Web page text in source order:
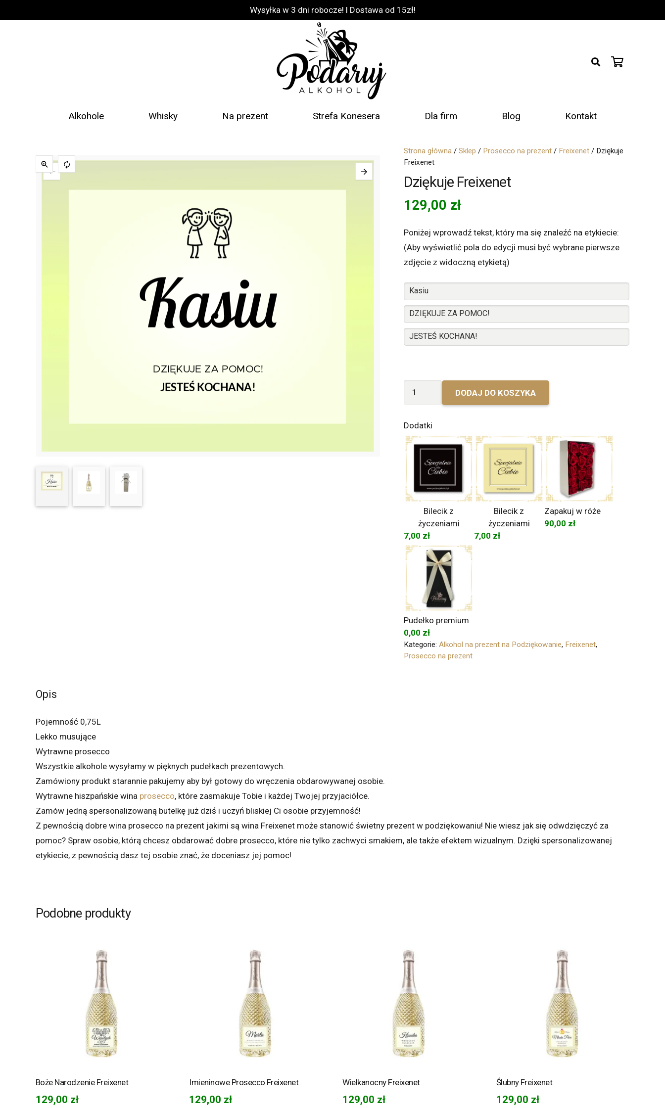
Wysyłka w 3 dni robocze! l Dostawa od 15zł!
Alkohole Whisky Na prezent Strefa Konesera Dla firm Blog Kontakt
Strona główna / Sklep / Prosecco na prezent / Freixenet / Dziękuje
Freixenet
Dziękuje Freixenet
129,00 zł
Poniżej wprowadź tekst, który ma się znaleźć na etykiecie:
(Aby wyświetlić pola do edycji musi być wybrane pierwsze
zdjęcie z widoczną etykietą)
ilość
Dziękuje
DODAJ DO KOSZYKA
Dodatki
Bilecik z
życzeniami
7,00 zł
Bilecik z
życzeniami
7,00 zł
Zapakuj w róże
90,00 zł
Pudełko premium
0,00 zł
Kategorie: Alkohol na prezent na Podziękowanie, Freixenet,
Prosecco na prezent
Opis
Pojemność 0,75L
Lekko musujące
Wytrawne prosecco
Wszystkie alkohole wysyłamy w pięknych pudełkach prezentowych.
Zamówiony produkt starannie pakujemy aby był gotowy do wręczenia obdarowywanej osobie.
Wytrawne hiszpańskie wina prosecco, które zasmakuje Tobie i każdej Twojej przyjaciółce.
Zamów jedną spersonalizowaną butelkę już dziś i uczyń bliskiej Ci osobie przyjemność!
Z pewnością dobre wina prosecco na prezent jakimi są wina Freixenet może stanowić świetny prezent w podziękowaniu! Nie wiesz jak się odwdzięczyć za
pomoc? Spraw osobie, którą chcesz obdarować dobre prosecco, które nie tylko zachwyci smakiem, ale także efektem wizualnym. Dzięki spersonalizowanej
etykiecie, z pewnością dasz tej osobie znać, że doceniasz jej pomoc!
Podobne produkty
Boże Narodzenie Freixenet
129,00 zł
Imieninowe Prosecco Freixenet
129,00 zł
Wielkanocny Freixenet
129,00 zł
Ślubny Freixenet
129,00 zł